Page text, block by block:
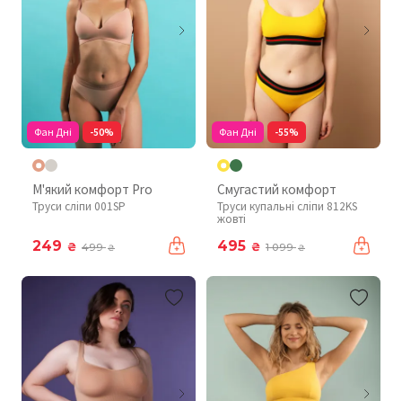
Фан Дні -50%
М'який комфорт Pro
Труси сліпи 001SP
249 ₴ 499₴
Фан Дні -55%
Смугастий комфорт
Труси купальні сліпи 812KS
жовті
495 ₴ 1 099₴